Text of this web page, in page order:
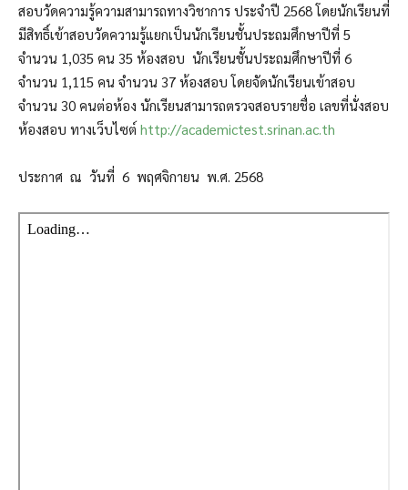
สอบวัดความรู้ความสามารถทางวิชาการ ประจำปี 2568 โดยนักเรียนที่
มีสิทธิ์เข้าสอบวัดความรู้แยกเป็นนักเรียนชั้นประถมศึกษาปีที่ 5
จำนวน 1,035 คน 35 ห้องสอบ นักเรียนชั้นประถมศึกษาปีที่ 6
จำนวน 1,115 คน จำนวน 37 ห้องสอบ โดยจัดนักเรียนเข้าสอบ
จำนวน 30 คนต่อห้อง นักเรียนสามารถตรวจสอบรายชื่อ เลขที่นั่งสอบ
ห้องสอบ ทางเว็บไซต์ http://academictest.srinan.ac.th
ประกาศ ณ วันที่ 6 พฤศจิกายน พ.ศ. 2568